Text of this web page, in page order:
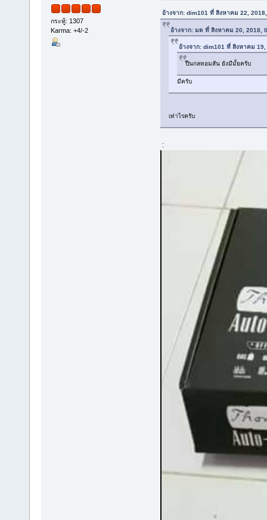
กระทู้: 1307
Karma: +4/-2
อ้างจาก: dim101 ที่ สิงหาคม 22,
อ้างจาก: มด ที่ สิงหาคม 20, 2018,
อ้างจาก: dim101 ที่ สิงหาคม
ปืนกลทอมสัน ยังมีมั้ยครับ
มีครับ
เท่าไรครับ
: